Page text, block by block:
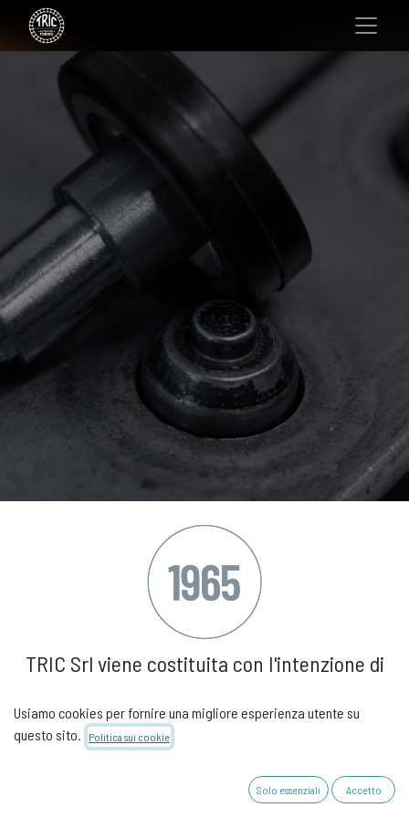
TRIC Srl viene costituita con I'intenzione di
di cuscinetto a sfere in plastica di cui detiene
Usiamo cookies per fornire una migliore esperienza utente su
questo sito.
Politica sui cookie
Solo essenziali Accetto